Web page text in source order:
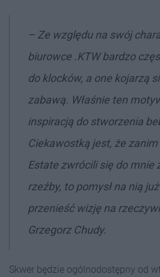
– Ze względu na swój
biurowce .KTW bardzo
do klocków, a one kojarzą
zabawą. Właśnie ten
inspiracją do stworzenia
Ciekawostką jest, że
Estate zwrócili się do mnie
rzeźby, to pomysł na nią
przenieść wizję na
Grzegorz Chudy.
Skwer będzie ogólnodostępny od